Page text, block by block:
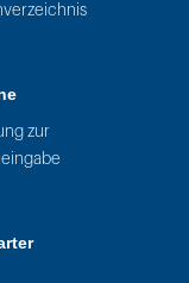
zur